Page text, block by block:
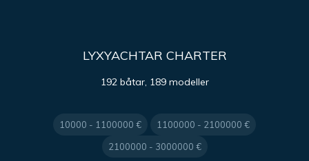
LYXYACHTAR CHARTER
192 båtar, 189 modeller
10000 - 1100000 €
1100000 - 2100000 €
2100000 - 3000000 €